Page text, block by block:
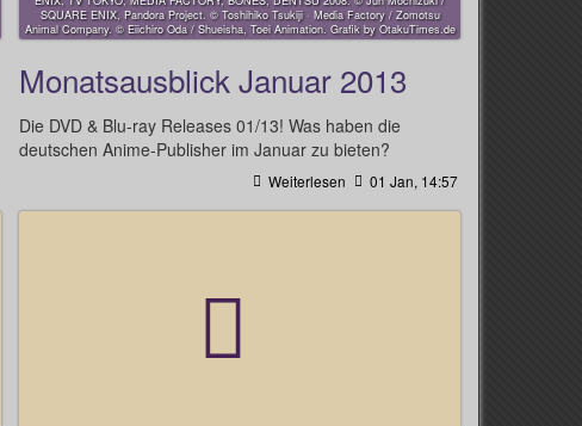
SQUARE ENIX, Pandora Project. © Toshihiko Tsukiji · Media Factory / Zomotsu
Animal Company. © Eiichiro Oda / Shueisha, Toei Animation. Grafik by OtakuTimes.de
Monatsausblick Januar 2013
Die DVD & Blu-ray Releases 01/13! Was haben die
deutschen Anime-Publisher im Januar zu bieten?
Weiterlesen 01 Jan, 14:57